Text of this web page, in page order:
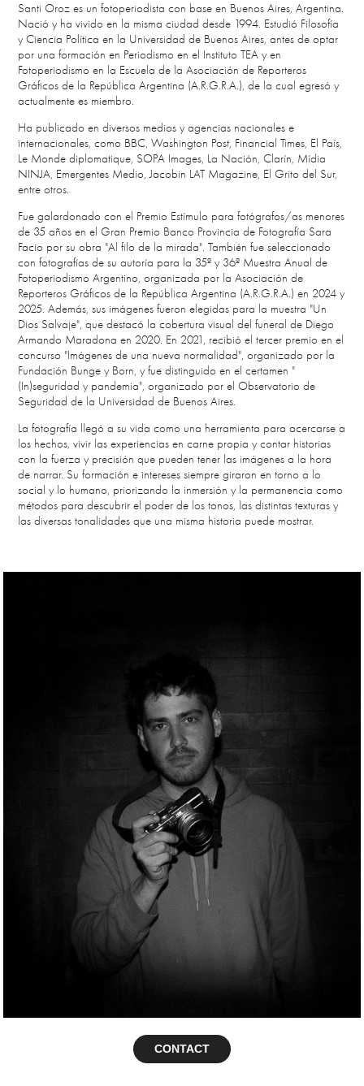
Santi Oroz es un fotoperiodista con base en Buenos Aires, Argentina.
Nació y ha vivido en la misma ciudad desde 1994. Estudió Filosofía
y Ciencia Política en la Universidad de Buenos Aires, antes de optar
por una formación en Periodismo en el Instituto TEA y en
Fotoperiodismo en la Escuela de la Asociación de Reporteros
Gráficos de la República Argentina (A.R.G.R.A.), de la cual egresó y
actualmente es miembro.
Ha publicado en diversos medios y agencias nacionales e
internacionales, como BBC, Washington Post, Financial Times, El País,
Le Monde diplomatique, SOPA Images, La Nación, Clarín, Mídia
NINJA, Emergentes Medio, Jacobin LAT Magazine, El Grito del Sur,
entre otros.
Fue galardonado con el Premio Estímulo para fotógrafos/as menores
de 35 años en el Gran Premio Banco Provincia de Fotografía Sara
Facio por su obra "Al filo de la mirada". También fue seleccionado
con fotografías de su autoría para la 35ª y 36ª Muestra Anual de
Fotoperiodismo Argentino, organizada por la Asociación de
Reporteros Gráficos de la República Argentina (A.R.G.R.A.) en 2024 y
2025. Además, sus imágenes fueron elegidas para la muestra "Un
Dios Salvaje", que destacó la cobertura visual del funeral de Diego
Armando Maradona en 2020. En 2021, recibió el tercer premio en el
concurso "Imágenes de una nueva normalidad", organizado por la
Fundación Bunge y Born, y fue distinguido en el certamen "
(In)seguridad y pandemia", organizado por el Observatorio de
Seguridad de la Universidad de Buenos Aires.
La fotografía llegó a su vida como una herramienta para acercarse a
los hechos, vivir las experiencias en carne propia y contar historias
con la fuerza y precisión que pueden tener las imágenes a la hora
de narrar. Su formación e intereses siempre giraron en torno a lo
social y lo humano, priorizando la inmersión y la permanencia como
métodos para descubrir el poder de los tonos, las distintas texturas y
las diversas tonalidades que una misma historia puede mostrar.
CONTACT